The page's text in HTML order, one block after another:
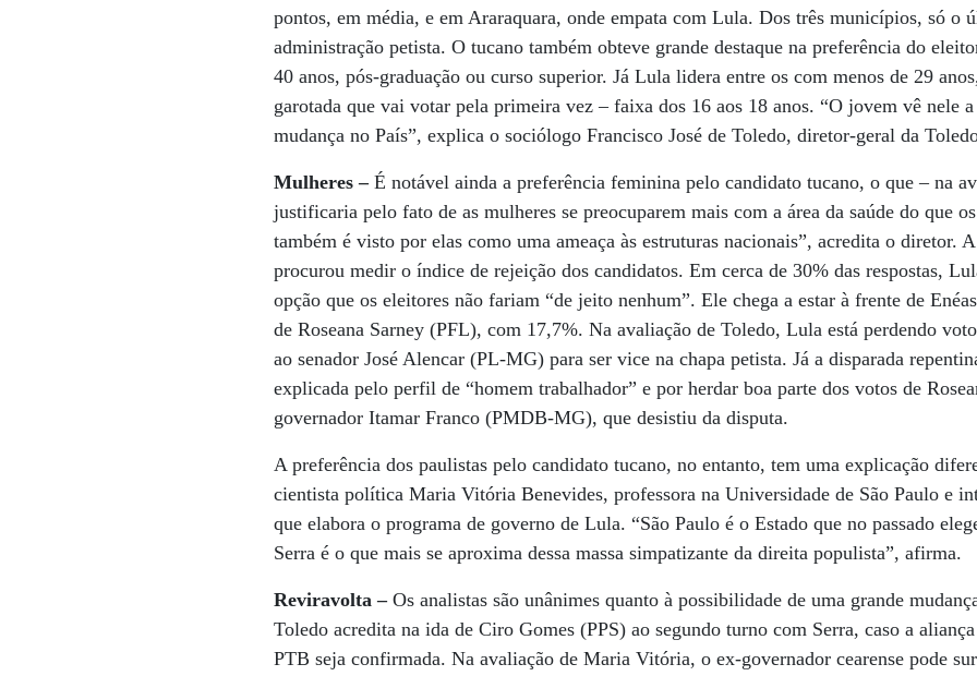
pontos, em média, e em Araraquara, onde empata com Lula. Dos três municípios, só o
administração petista. O tucano também obteve grande destaque na preferência do
40 anos, pós-graduação ou curso superior. Já Lula lidera entre os com menos de 29
garotada que vai votar pela primeira vez – faixa dos 16 aos 18 anos. “O jovem vê nele
mudança no País”, explica o sociólogo Francisco José de Toledo, diretor-geral da
Mulheres –É notável ainda a preferência feminina pelo candidato tucano, o que – na
justificaria pelo fato de as mulheres se preocuparem mais com a área da saúde do que
também é visto por elas como uma ameaça às estruturas nacionais”, acredita o diretor.
procurou medir o índice de rejeição dos candidatos. Em cerca de 30% das respostas,
opção que os eleitores não fariam “de jeito nenhum”. Ele chega a estar à frente de
de Roseana Sarney (PFL), com 17,7%. Na avaliação de Toledo, Lula está perdendo
ao senador José Alencar (PL-MG) para ser vice na chapa petista. Já a disparada
explicada pelo perfil de “homem trabalhador” e por herdar boa parte dos votos de
governador Itamar Franco (PMDB-MG), que desistiu da disputa.
A preferência dos paulistas pelo candidato tucano, no entanto, tem uma explicação
cientista política Maria Vitória Benevides, professora na Universidade de São Paulo e
que elabora o programa de governo de Lula. “São Paulo é o Estado que no passado
Serra é o que mais se aproxima dessa massa simpatizante da direita populista”, afirma.
Reviravolta –Os analistas são unânimes quanto à possibilidade de uma grande
Toledo acredita na ida de Ciro Gomes (PPS) ao segundo turno com Serra, caso a
PTB seja confirmada. Na avaliação de Maria Vitória, o ex-governador cearense pode